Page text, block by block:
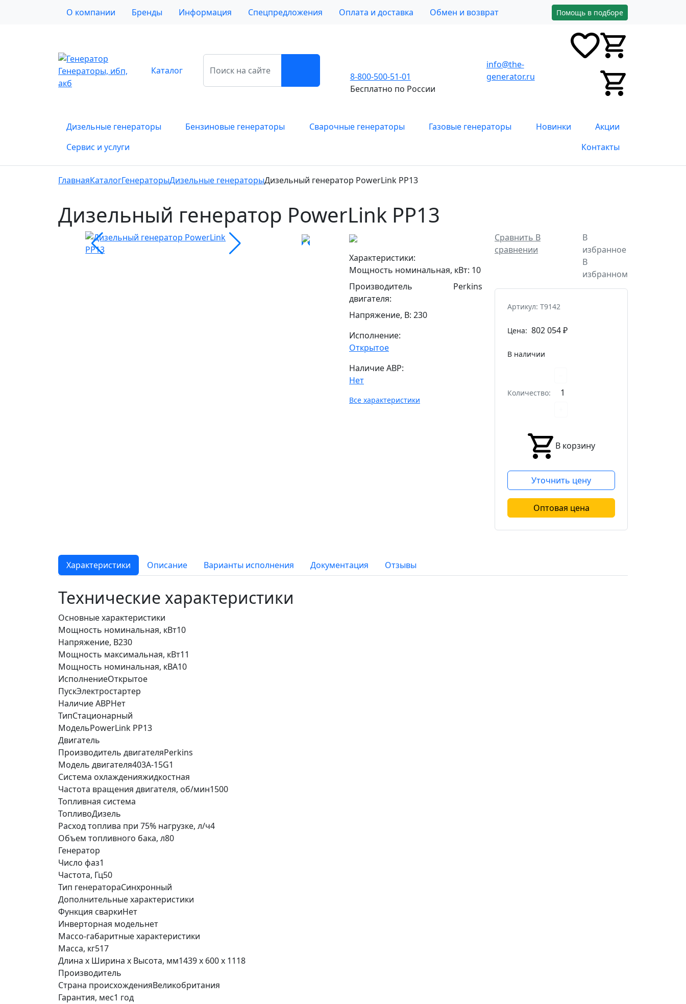
О компании Бренды Информация Спецпредложения Оплата и доставка Обмен и возврат Помощь в подборе
Генераторы, ибп,
акб
Каталог
8-800-500-51-01
Бесплатно по России
info@the-
generator.ru
Дизельные генераторы Бензиновые генераторы Сварочные генераторы Газовые генераторы Новинки
Акции
Сервис и услуги
Контакты
ГлавнаяКаталогГенераторыДизельные генераторыДизельный генератор PowerLink PP13
Дизельный генератор PowerLink PP13
Характеристики:
Мощность номинальная, кВт: 10
Производитель
двигателя:
Perkins
Напряжение, В: 230
Исполнение:
Открытое
Наличие АВР:
Нет
Все характеристики
Сравнить В
сравнении
В
избранное
В
избранном
Артикул: T9142
Цена: 802 054₽
В наличии
Количество:
В корзину
Уточнить цену
Оптовая цена
Характеристики Описание Варианты исполнения Документация Отзывы
Технические характеристики
Основные характеристики
Мощность номинальная, кВт10
Напряжение, В230
Мощность максимальная, кВт11
Мощность номинальная, кВА10
ИсполнениеОткрытое
ПускЭлектростартер
Наличие АВРНет
ТипСтационарный
МодельPowerLink PP13
Двигатель
Производитель двигателяPerkins
Модель двигателя403A-15G1
Система охлажденияжидкостная
Частота вращения двигателя, об/мин1500
Топливная система
ТопливоДизель
Расход топлива при 75% нагрузке, л/ч4
Объем топливного бака, л80
Генератор
Число фаз1
Частота, Гц50
Тип генератораСинхронный
Дополнительные характеристики
Функция сваркиНет
Инверторная модельнет
Массо-габаритные характеристики
Масса, кг517
Длина х Ширина х Высота, мм1439 x 600 x 1118
Производитель
Страна происхожденияВеликобритания
Гарантия, мес1 год